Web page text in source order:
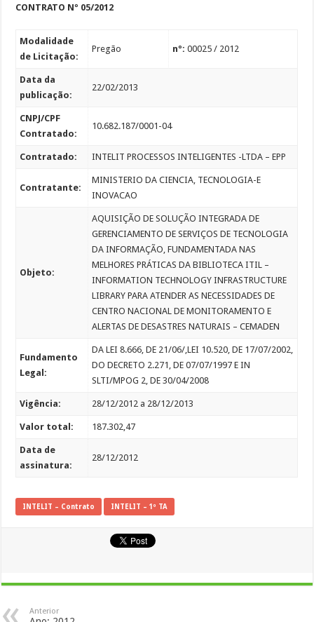
CONTRATO Nº 05/2012
Modalidade
de Licitação:
Pregão nº:00025 / 2012
Data da
publicação:
22/02/2013
CNPJ/CPF
Contratado:
10.682.187/0001-04
Contratado: INTELIT PROCESSOS INTELIGENTES -LTDA – EPP
Contratante:
MINISTERIO DA CIENCIA, TECNOLOGIA-E
INOVACAO
Objeto:
AQUISIÇÃO DE SOLUÇÃO INTEGRADA DE
GERENCIAMENTO DE SERVIÇOS DE TECNOLOGIA
DA INFORMAÇÃO, FUNDAMENTADA NAS
MELHORES PRÁTICAS DA BIBLIOTECA ITIL –
INFORMATION TECHNOLOGY INFRASTRUCTURE
LIBRARY PARA ATENDER AS NECESSIDADES DE
CENTRO NACIONAL DE MONITORAMENTO E
ALERTAS DE DESASTRES NATURAIS – CEMADEN
Fundamento
Legal:
DA LEI 8.666, DE 21/06/,LEI 10.520, DE 17/07/2002,
DO DECRETO 2.271, DE 07/07/1997 E IN
SLTI/MPOG 2, DE 30/04/2008
Vigência: 28/12/2012 a 28/12/2013
Valor total: 187.302,47
Data de
assinatura:
28/12/2012
INTELIT – Contrato INTELIT – 1º TA
Anterior